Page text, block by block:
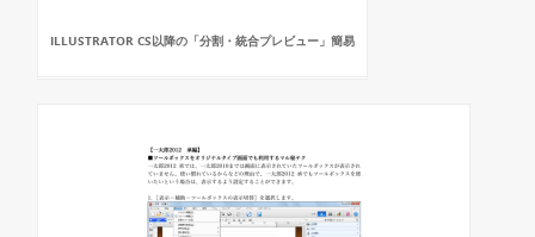
ILLUSTRATOR CS以降の「分割・統合プレビュー」簡易